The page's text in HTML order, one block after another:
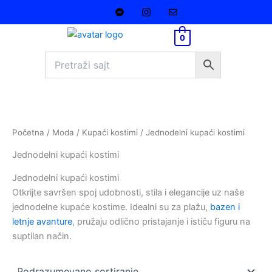
0
Početna / Moda / Kupaći kostimi / Jednodelni kupaći kostimi
Jednodelni kupaći kostimi
Jednodelni kupaći kostimi
Otkrijte savršen spoj udobnosti, stila i elegancije uz naše
jednodelne kupaće kostime. Idealni su za plažu, bazen i
letnje avanture, pružaju odlično pristajanje i ističu figuru na
suptilan način.